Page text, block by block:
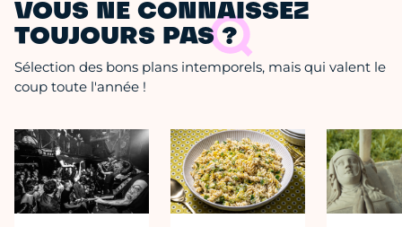
VOUS NE CONNAISSEZ
TOUJOURS PAS ?
Sélection des bons plans intemporels, mais qui valent le
coup toute l'année !